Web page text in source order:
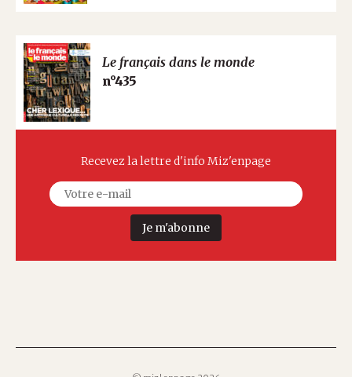
Le français dans le monde
n°435
Recevez la lettre d'info Miz'enpage
Je m'abonne